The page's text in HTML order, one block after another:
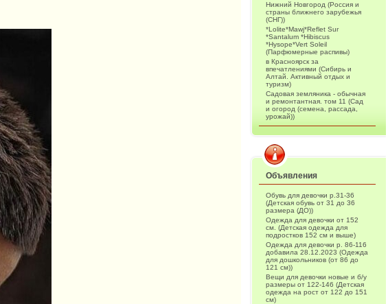
Нижний Новгород (Россия и
страны ближнего зарубежья
(СНГ))
*Lolite*Mawj*Reflet Sur
*Santalum *Hibiscus
*Hysope*Vert Soleil
(Парфюмерные распивы)
в Красноярск за
впечатлениями (Сибирь и
Алтай. Активный отдых и
туризм)
Садовая земляника - обычная
и ремонтантная. том 11 (Сад
и огород (семена, рассада,
урожай))
Объявления
Обувь для девочки р.31-36
(Детская обувь от 31 до 36
размера (ДО))
Одежда для девочки от 152
см. (Детская одежда для
подростков 152 см и выше)
Одежда для девочки р. 86-116
добавила 28.12.2023 (Одежда
для дошкольников (от 86 до
121 см))
Вещи для девочки новые и б/у
размеры от 122-146 (Детская
одежда на рост от 122 до 151
см)